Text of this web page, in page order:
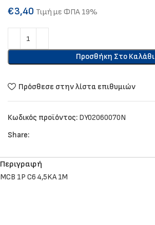
€3,40 Τιμή με ΦΠΑ 19%
Προσθήκη Στο Καλάθι
Πρόσθεσε στην λίστα επιθυμιών
Κωδικός προϊόντος: DY02060070N
Share:
Περιγραφή
MCB 1P C6 4,5KA 1M